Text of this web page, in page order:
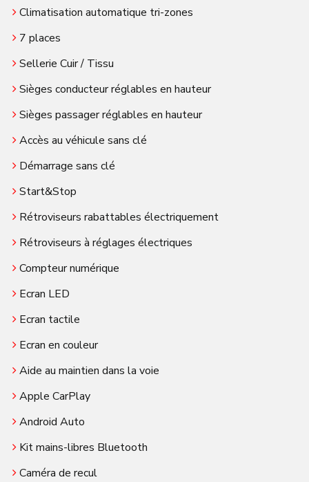
Climatisation automatique tri-zones
7 places
Sellerie Cuir / Tissu
Sièges conducteur réglables en hauteur
Sièges passager réglables en hauteur
Accès au véhicule sans clé
Démarrage sans clé
Start&Stop
Rétroviseurs rabattables électriquement
Rétroviseurs à réglages électriques
Compteur numérique
Ecran LED
Ecran tactile
Ecran en couleur
Aide au maintien dans la voie
Apple CarPlay
Android Auto
Kit mains-libres Bluetooth
Caméra de recul